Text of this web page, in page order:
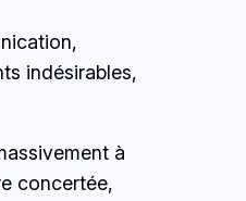
indésirables,
à
concertée,